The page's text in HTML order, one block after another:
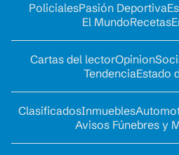
PolicialesPasión Deportiva
El MundoRecetas
Cartas del lectorOpinion
TendenciaEstado
ClasificadosInmuebles
Avisos Fúnebres y